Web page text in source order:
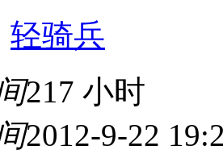
轻骑兵
217 小时
2012-9-22